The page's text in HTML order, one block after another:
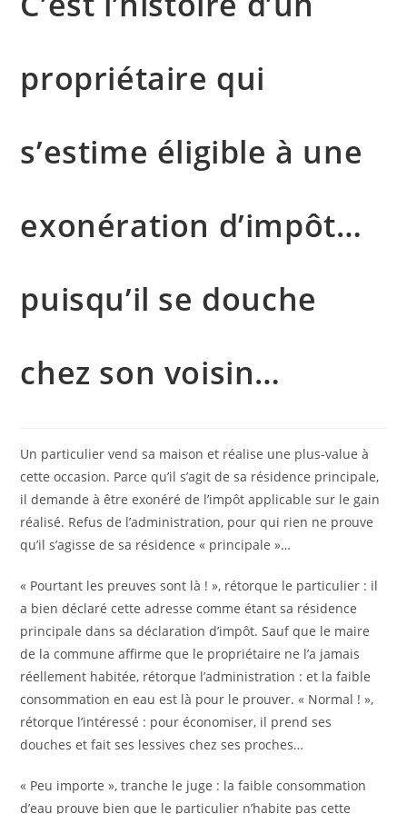
propriétaire qui
s’estime éligible à une
exonération d’impôt…
puisqu’il se douche
chez son voisin…
Un particulier vend sa maison et réalise une plus-value à
cette occasion. Parce qu’il s’agit de sa résidence principale,
il demande à être exonéré de l’impôt applicable sur le gain
réalisé. Refus de l’administration, pour qui rien ne prouve
qu’il s’agisse de sa résidence « principale »…
« Pourtant les preuves sont là ! », rétorque le particulier : il
a bien déclaré cette adresse comme étant sa résidence
principale dans sa déclaration d’impôt. Sauf que le maire
de la commune affirme que le propriétaire ne l’a jamais
réellement habitée, rétorque l’administration : et la faible
consommation en eau est là pour le prouver. « Normal ! »,
rétorque l’intéressé : pour économiser, il prend ses
douches et fait ses lessives chez ses proches…
« Peu importe », tranche le juge : la faible consommation
d’eau prouve bien que le particulier n’habite pas cette